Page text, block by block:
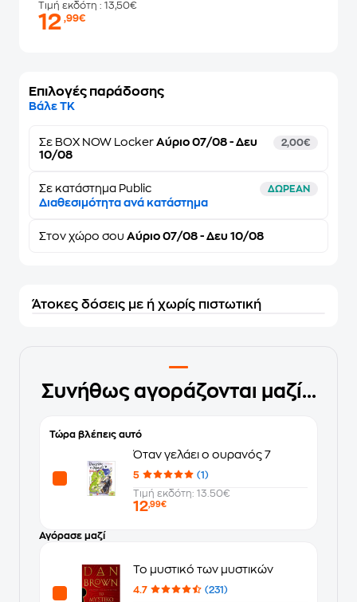
Τιμή εκδότη : 13,50€
12,99€
Επιλογές παράδοσης
Βάλε ΤΚ
Σε BOX NOW Locker Αύριο 07/08 - Δευ
10/08
2,00€
Σε κατάστημα Public ΔΩΡΕΑΝ
Διαθεσιμότητα ανά κατάστημα
Στον χώρο σου Αύριο 07/08 - Δευ 10/08
Άτοκες δόσεις με ή χωρίς πιστωτική
Συνήθως αγοράζονται μαζί...
Τώρα βλέπεις αυτό
Όταν γελάει ο ουρανός 7
5
(1)
Τιμή εκδότη: 13.50€
12,99€
Αγόρασε μαζί
Το μυστικό των μυστικών
4.7
(231)